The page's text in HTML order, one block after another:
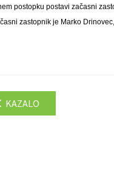
postopku postavi začasni
zastopnik je Marko
KAZALO